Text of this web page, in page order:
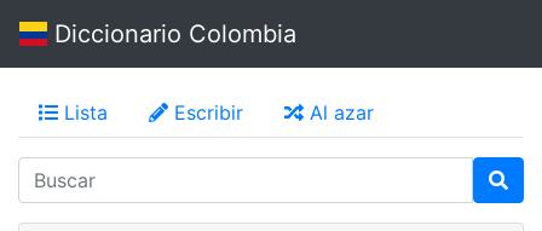
Diccionario Colombia
Lista Escribir Al azar